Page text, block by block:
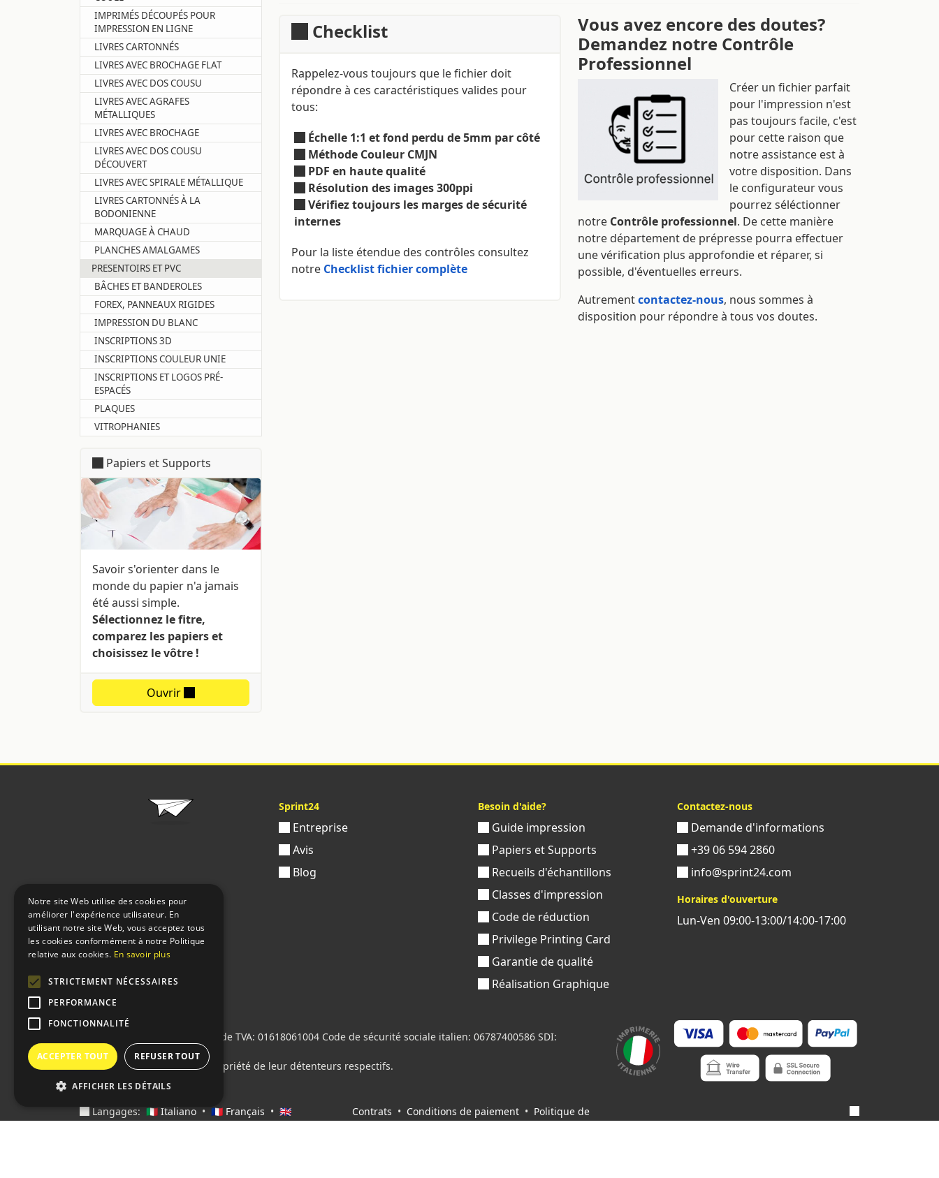
Checklist
Rappelez-vous toujours que le fichier doit
répondre à ces caractéristiques valides pour
tous:
Échelle 1:1 et fond perdu de 5mm par côté
Méthode Couleur CMJN
PDF en haute qualité
Résolution des images 300ppi
Vérifiez toujours les marges de sécurité
internes
Pour la liste étendue des contrôles consultez
notre Checklist fichier complète
Vous avez encore des doutes?
Demandez notre Contrôle
Professionnel
Créer un fichier parfait
pour l'impression n'est
pas toujours facile, c'est
pour cette raison que
notre assistance est à
votre disposition. Dans
le configurateur vous
pourrez séléctionner
notre Contrôle professionnel. De cette manière
notre département de prépresse pourra effectuer
une vérification plus approfondie et réparer, si
possible, d'éventuelles erreurs.
Autrementcontactez-nous, nous sommes à
disposition pour répondre à tous vos doutes.
IMPRIMÉS DÉCOUPÉS POUR
IMPRESSION EN LIGNE
LIVRES CARTONNÉS
LIVRES AVEC BROCHAGE FLAT
LIVRES AVEC DOS COUSU
LIVRES AVEC AGRAFES
MÉTALLIQUES
LIVRES AVEC BROCHAGE
LIVRES AVEC DOS COUSU
DÉCOUVERT
LIVRES AVEC SPIRALE MÉTALLIQUE
LIVRES CARTONNÉS À LA
BODONIENNE
MARQUAGE À CHAUD
PLANCHES AMALGAMES
PRESENTOIRS ET PVC
BÂCHES ET BANDEROLES
FOREX, PANNEAUX RIGIDES
IMPRESSION DU BLANC
INSCRIPTIONS 3D
INSCRIPTIONS COULEUR UNIE
INSCRIPTIONS ET LOGOS PRÉ-
ESPACÉS
PLAQUES
VITROPHANIES
Papiers et Supports
Savoir s'orienter dans le
monde du papier n'a jamais
été aussi simple.
Sélectionnez le fitre,
comparez les papiers et
choisissez le vôtre !
Ouvrir
Sprint24
Entreprise
Avis
Blog
Besoin d'aide?
Guide impression
Papiers et Supports
Recueils d'échantillons
Classes d'impression
Code de réduction
Privilege Printing Card
Garantie de qualité
Réalisation Graphique
Contactez-nous
Demande d'informations
+39 06 594 2860
info@sprint24.com
Horaires d'ouverture
Lun-Ven 09:00-13:00/14:00-17:00
© 2026 • Numéro de TVA: 01618061004 Code de sécurité sociale italien: 06787400586 SDI:
M5UXCR1
Tous les logos cités sont la propriété de leur détenteurs respectifs.
Langages: 🇮🇹 Italiano • 🇫🇷 Français • 🇬🇧
Contrats • Conditions de paiement • Politique de
Notre site Web utilise des cookies pour
améliorer l'expérience utilisateur. En
utilisant notre site Web, vous acceptez tous
les cookies conformément à notre Politique
relative aux cookies. En savoir plus
STRICTEMENT NÉCESSAIRES
PERFORMANCE
FONCTIONNALITÉ
ACCEPTER TOUT REFUSER TOUT
AFFICHER LES DÉTAILS